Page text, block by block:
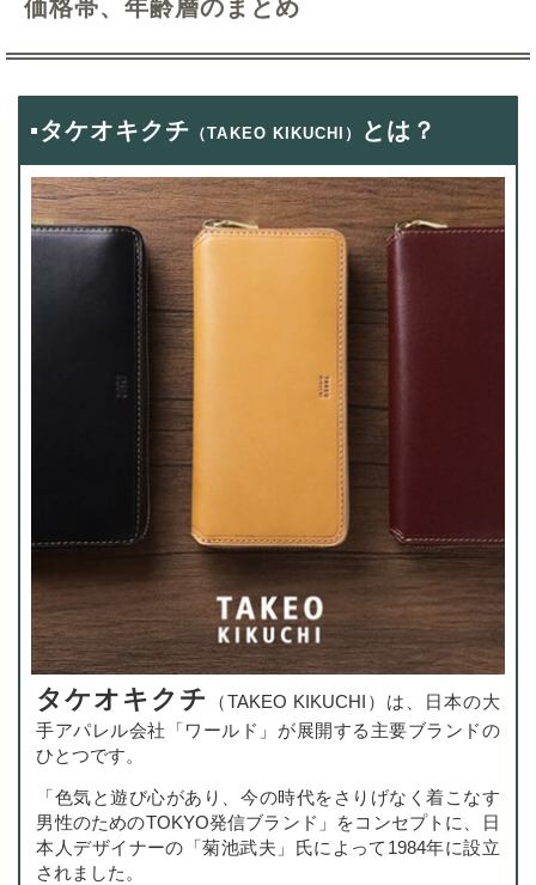
価格帯、年齢層のまとめ
▪タケオキクチ （TAKEO KIKUCHI） とは？
タケオキクチ （TAKEO KIKUCHI） は、日本の大
手アパレル会社「ワールド」が展開する主要ブランドの
ひとつです。
色気と遊び心があり、今の時代をさりげなく着こなす
男性のためのTOKYO発信ブランド
をコンセプトに、日
本人デザイナーの「菊池武夫」氏によって1984年に設立
されました。